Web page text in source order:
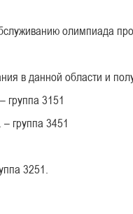
олимпиада
в данной области и
группа 3151
группа 3451
3251.